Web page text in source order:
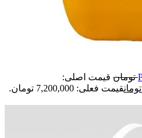
تومان قیمت اصلی:
تومانقیمت فعلی: 7,200,000 تومان.